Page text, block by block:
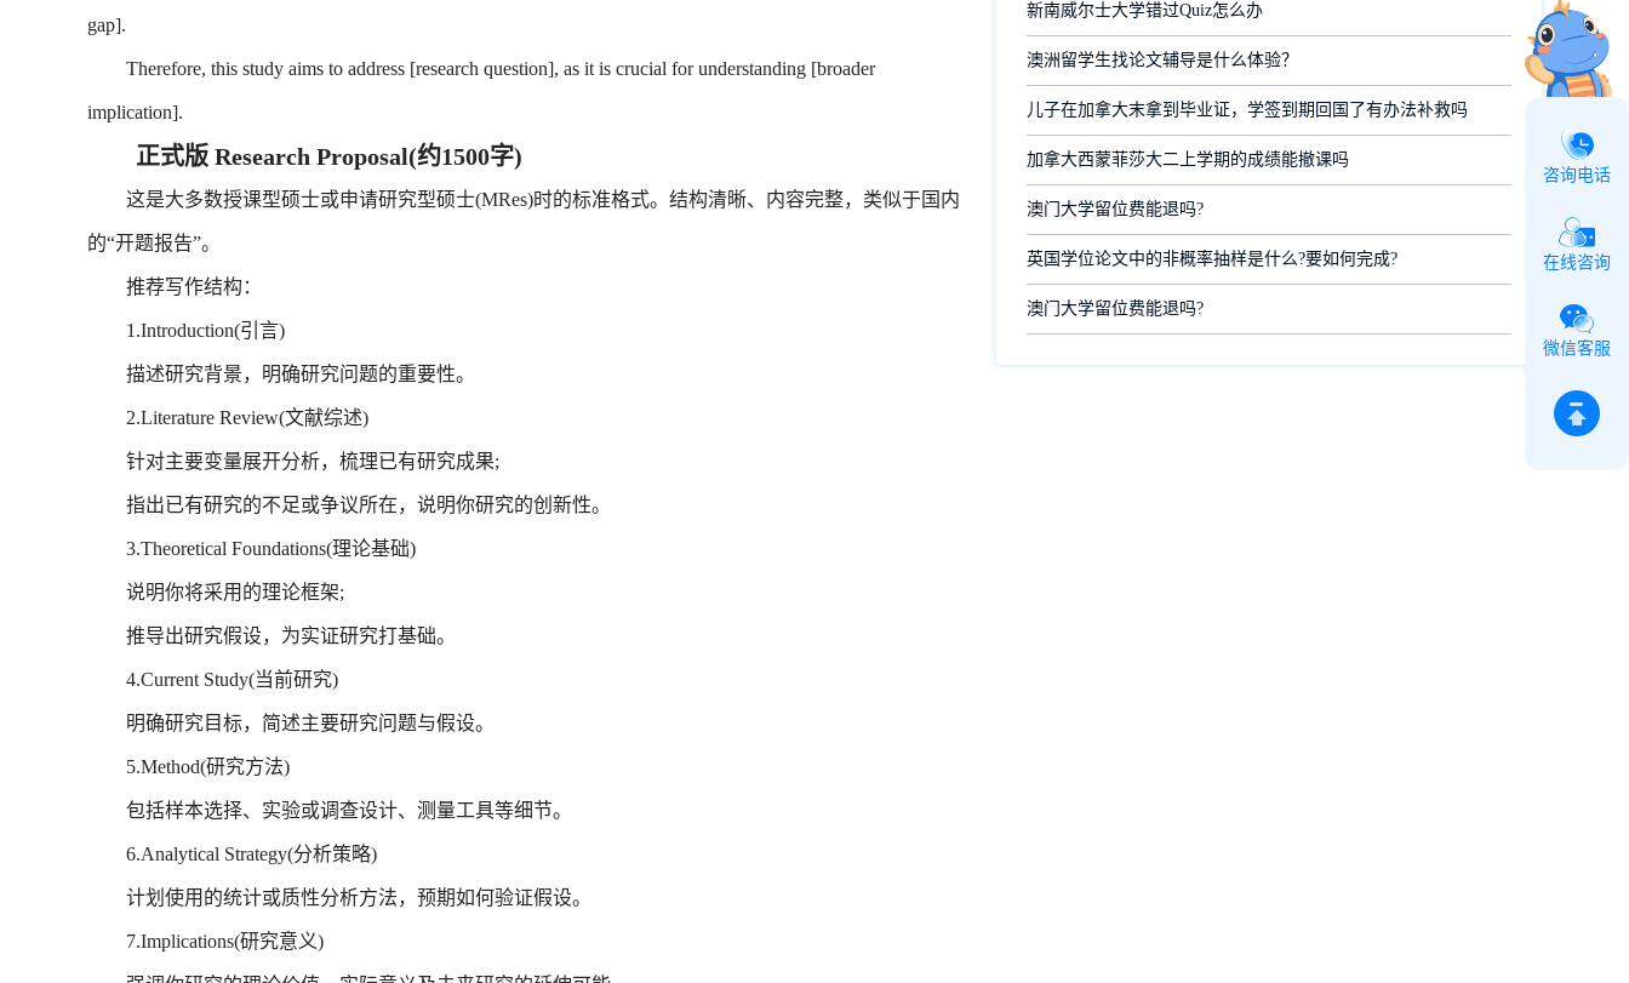
gap].
Therefore, this study aims to address [research question], as it is crucial for understanding [broader
implication].
正式版 Research Proposal(约1500字)
这是大多数授课型硕士或申请研究型硕士(MRes)时的标准格式。结构清晰、内容完整，类似于国内
的“开题报告”。
推荐写作结构：
1.Introduction(引言)
描述研究背景，明确研究问题的重要性。
2.Literature Review(文献综述)
针对主要变量展开分析，梳理已有研究成果;
指出已有研究的不足或争议所在，说明你研究的创新性。
3.Theoretical Foundations(理论基础)
说明你将采用的理论框架;
推导出研究假设，为实证研究打基础。
4.Current Study(当前研究)
明确研究目标，简述主要研究问题与假设。
5.Method(研究方法)
包括样本选择、实验或调查设计、测量工具等细节。
6.Analytical Strategy(分析策略)
计划使用的统计或质性分析方法，预期如何验证假设。
7.Implications(研究意义)
新南威尔士大学错过Quiz怎么办
澳洲留学生找论文辅导是什么体验？
儿子在加拿大末拿到毕业证，学签到期回国了有办法补救吗
加拿大西蒙菲莎大二上学期的成绩能撤课吗
澳门大学留位费能退吗?
英国学位论文中的非概率抽样是什么?要如何完成?
澳门大学留位费能退吗?
咨询电话
在线咨询
微信客服